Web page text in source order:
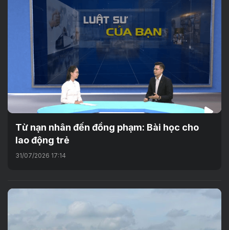
Từ nạn nhân đến đồng phạm: Bài học cho
lao động trẻ
31/07/2026 17:14